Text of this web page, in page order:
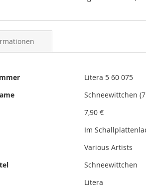
Litera 5 60 075
Schneewittchen
7,90 €
Im
Various Artists
Schneewittchen
Litera